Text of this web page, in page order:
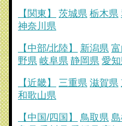
【関東】 茨城県 栃木県
神奈川県
【中部/北陸】 新潟県
野県 岐阜県 静岡県 愛
【近畿】 三重県 滋賀県
和歌山県
【中国/四国】 鳥取県